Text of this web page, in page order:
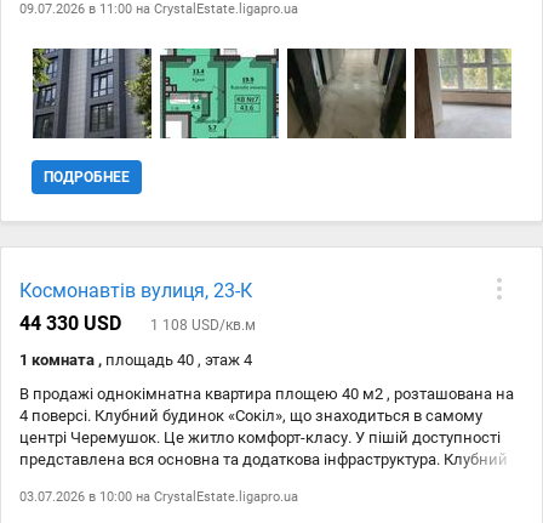
09.07.2026 в 11:00 на CrystalEstate.ligapro.ua
ПОДРОБНЕЕ
Космонавтів вулиця, 23-К
44 330 USD
1 108 USD/кв.м
1 комната , площадь 40 , этаж 4
В продажі однокімнатна квартира площею 40 м2 , розташована на
4 поверсі. Клубний будинок «Сокіл», що знаходиться в самому
центрі Черемушок. Це житло комфорт-класу. У пішій доступності
представлена вся основна та додаткова інфраструктура. Клубний
комфорт. Усього 6 поверхів. Монолітно-каркасна конструкція
03.07.2026 в 10:00 на CrystalEstate.ligapro.ua